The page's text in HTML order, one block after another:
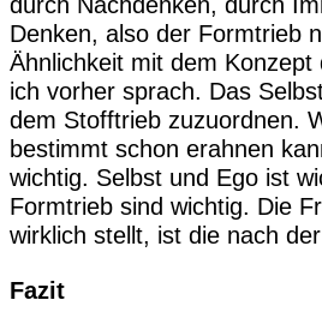
Denken, also der Formtrieb
Ähnlichkeit mit dem
ich vorher sprach. Das
dem Stofftrieb zuzuordnen.
bestimmt schon erahnen
wichtig. Selbst und Ego ist
Formtrieb sind wichtig. Die
wirklich stellt, ist die nach
Fazit